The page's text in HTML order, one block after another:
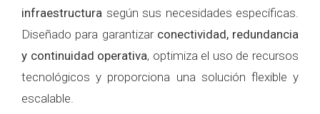
infraestructura según sus necesidades específicas.
Diseñado para garantizar conectividad, redundancia
y continuidad operativa, optimiza el uso de recursos
tecnológicos y proporciona una solución flexible y
escalable.